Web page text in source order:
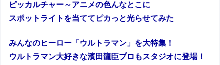
ピッカルチャー～アニメの色んなとこに
スポットライトを当ててピカっと光らせてみた
みんなのヒーロー「ウルトラマン」を大特集！
ウルトラマン大好きな濱田龍臣プロもスタジオに登場！